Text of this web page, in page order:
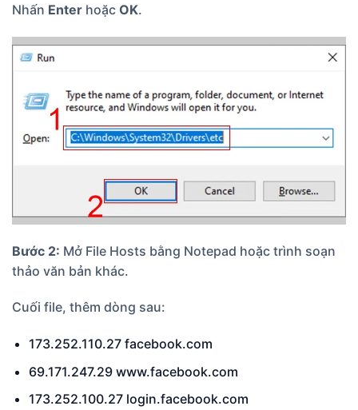
Nhấn Enter hoặc OK.
Bước 2: Mở File Hosts bằng Notepad hoặc trình soạn
thảo văn bản khác.
Cuối file, thêm dòng sau:
173.252.110.27 facebook.com
69.171.247.29 www.facebook.com
173.252.100.27 login.facebook.com